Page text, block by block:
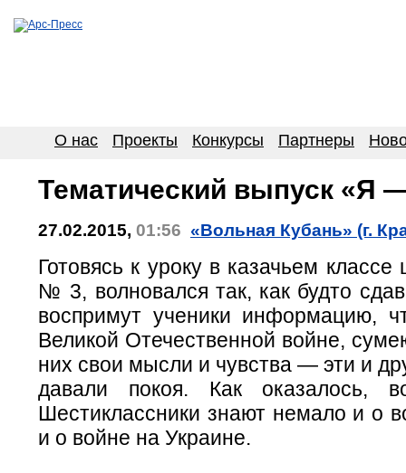
О нас Проекты Конкурсы Партнеры
Тематический выпуск «Я
27.02.2015, 01:56 «Вольная Кубань» (г.
Готовясь к уроку в казачьем
№ 3, волновался так, как будто
воспримут ученики информацию,
Великой Отечественной войне,
них свои мысли и чувства — эти и
давали покоя. Как оказалось,
Шестиклассники знают немало и о
и о войне на Украине.